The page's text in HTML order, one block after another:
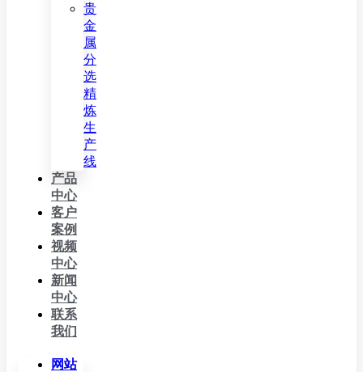
贵
金
属
分
选
精
炼
生
产
线
产品
中心
客户
案例
视频
中心
新闻
中心
联系
我们
网站